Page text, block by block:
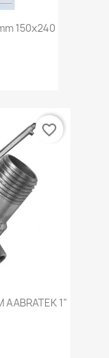
150x240
AABRATEK 1"
favorite_border